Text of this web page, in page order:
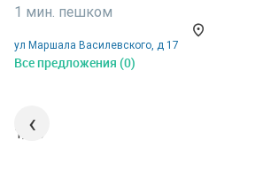
1 мин. пешком
ул Маршала Василевского, д 17
Все предложения (0)
‹
1/15